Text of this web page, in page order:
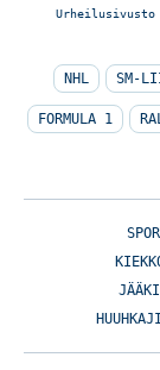
Urheilusivusto
NHL SM-
FORMULA 1